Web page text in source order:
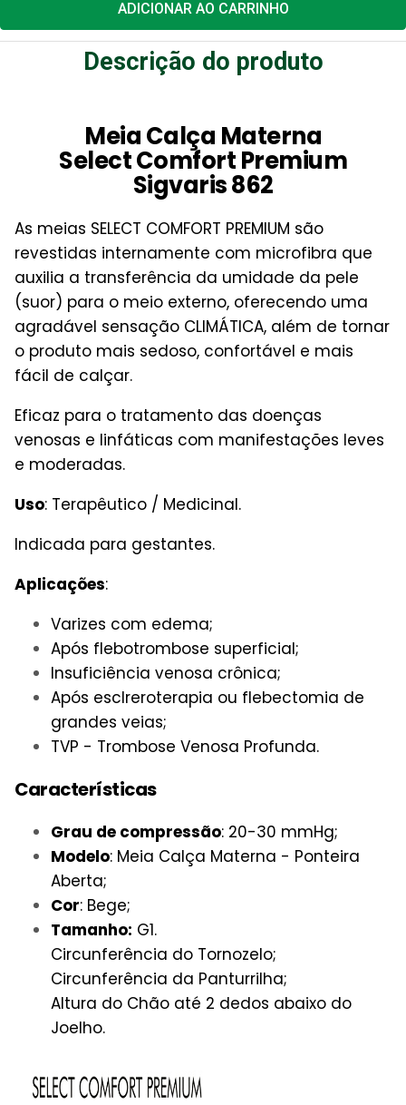
ADICIONAR AO CARRINHO
Descrição do produto
Meia Calça Materna
Select Comfort Premium
Sigvaris 862
As meias SELECT COMFORT PREMIUM são
revestidas internamente com microfibra que
auxilia a transferência da umidade da pele
(suor) para o meio externo, oferecendo uma
agradável sensação CLIMÁTICA, além de tornar
o produto mais sedoso, confortável e mais
fácil de calçar.
Eficaz para o tratamento das doenças
venosas e linfáticas com manifestações leves
e moderadas.
Uso: Terapêutico / Medicinal.
Indicada para gestantes.
Aplicações:
Varizes com edema;
Após flebotrombose superficial;
Insuficiência venosa crônica;
Após esclreroterapia ou flebectomia de
grandes veias;
TVP - Trombose Venosa Profunda.
Características
Grau de compressão: 20-30 mmHg;
Modelo: Meia Calça Materna - Ponteira
Aberta;
Cor: Bege;
Tamanho: G1.
Circunferência do Tornozelo;
Circunferência da Panturrilha;
Altura do Chão até 2 dedos abaixo do
Joelho.